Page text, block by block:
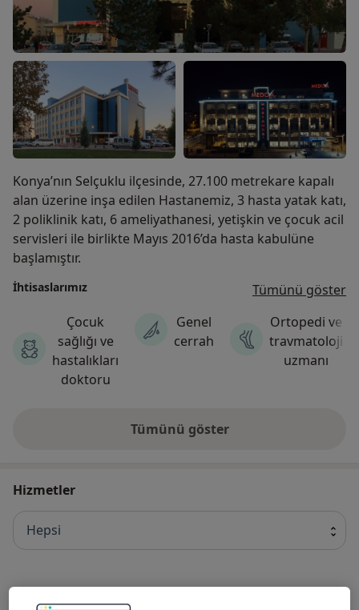
Konya’nın Selçuklu ilçesinde, 27.100 metrekare kapalı
alan üzerine inşa edilen Hastanemiz, 3 hasta yatak katı,
2 poliklinik katı, 6 ameliyathanesi, yetişkin ve çocuk acil
servisleri ile birlikte Mayıs 2016’da hasta kabulüne
başlamıştır.
İhtisaslarımız
Tümünü göster
Çocuk
sağlığı ve
hastalıkları
doktoru
Genel
cerrah
Ortopedi ve
travmatoloji
uzmanı
Tümünü göster
Hizmetler
Hepsi
Randevu